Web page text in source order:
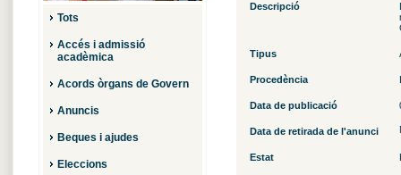
Tots
Accés i admissió
acadèmica
Acords òrgans de Govern
Anuncis
Beques i ajudes
Eleccions
Descripció
Tipus
Procedència
Data de publicació
Data de retirada de l'anunci
Estat